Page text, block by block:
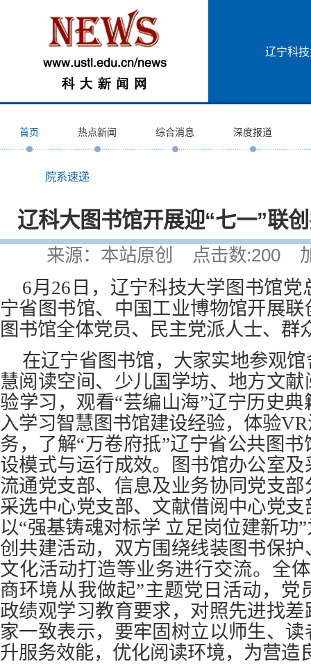
辽宁科
首页 热点新闻 综合消息 深度报道
院系速递
辽科大图书馆开展迎“七一”联
来源：本站原创 点击数:200
6月26日，辽宁科技大学图书馆
宁省图书馆、中国工业博物馆开展
图书馆全体党员、民主党派人士、群
在辽宁省图书馆，大家实地参观
慧阅读空间、少儿国学坊、地方文
验学习，观看“芸编山海”辽宁历史
入学习智慧图书馆建设经验，体验
务，了解“万卷府抵”辽宁省公共图
设模式与运行成效。图书馆办公室
流通党支部、信息及业务协同党支
采选中心党支部、文献借阅中心党
以“强基铸魂对标学 立足岗位建新功
创共建活动，双方围绕线装图书保
文化活动打造等业务进行交流。全
商环境从我做起”主题党日活动，党
政绩观学习教育要求，对照先进找
家一致表示，要牢固树立以师生、
升服务效能，优化阅读环境，为营造